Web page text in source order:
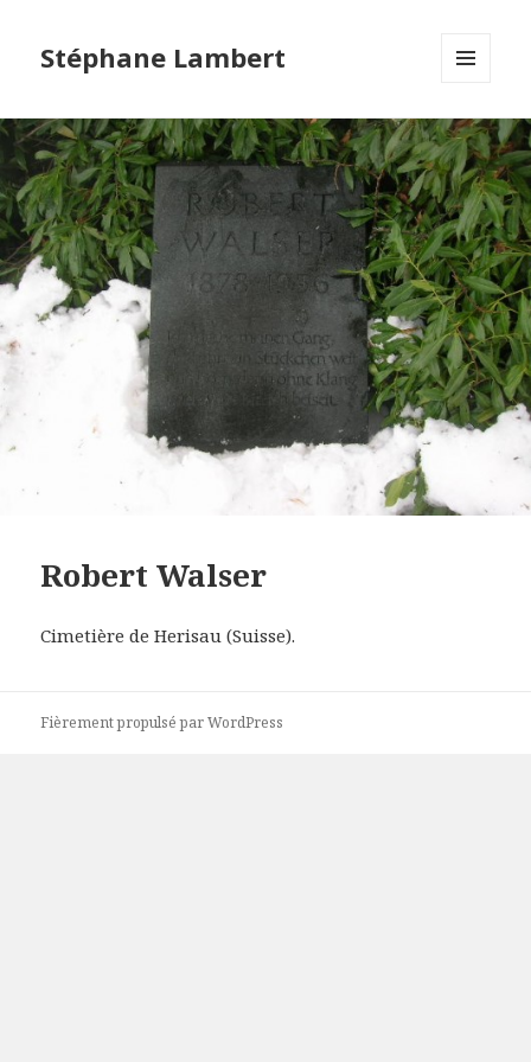
Stéphane Lambert
WIDGETS
Robert Walser
Cimetière de Herisau (Suisse).
Fièrement propulsé par WordPress